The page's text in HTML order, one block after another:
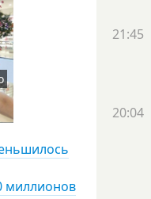
миллионов
21:45
20:04